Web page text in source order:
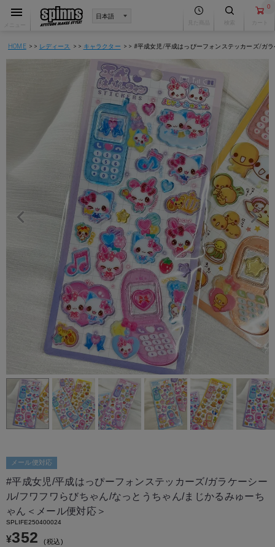
0
HOME レディース キャラクター #平成女児/平成はっぴーフォンステッカーズ/ガ
メール便対応
#平成女児/平成はっぴーフォンステッカーズ/ガラケーシー
ル/フワフワらびちゃん/なっとうちゃん/まじかるみゅーち
ゃん＜メール便対応＞
SPLIFE250400024
¥352 税込